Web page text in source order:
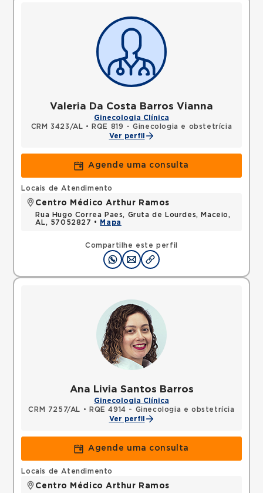
Valeria Da Costa Barros Vianna
Ginecologia Clínica
CRM 3423/AL •
RQE 819 - Ginecologia e obstetrícia
Ver perfil
Agende uma consulta
Compartilhe este perfil
Locais de Atendimento
Centro Médico Arthur Ramos
Rua Hugo Correa Paes, Gruta de Lourdes, Maceio,
AL, 57052827 •
Mapa
Ana Livia Santos Barros
Ginecologia Clínica
CRM 7257/AL •
RQE 4914 - Ginecologia e obstetrícia
Ver perfil
Agende uma consulta
Locais de Atendimento
Centro Médico Arthur Ramos